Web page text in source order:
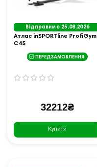
Відправимо 25.08.2026
Атлас inSPORTline ProfiGym
C45
ПЕРЕДЗАМОВЛЕННЯ
32212₴
Купити